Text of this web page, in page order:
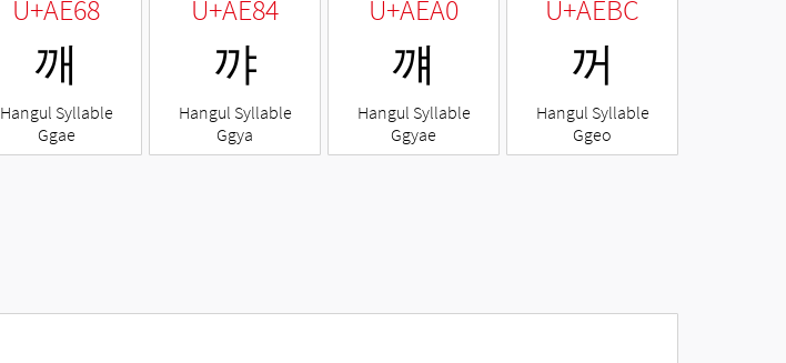
U+AE68
깨
Hangul Syllable
Ggae
U+AE84
꺄
Hangul Syllable
Ggya
U+AEA0
꺠
Hangul Syllable
Ggyae
U+AEBC
꺼
Hangul Syllable
Ggeo